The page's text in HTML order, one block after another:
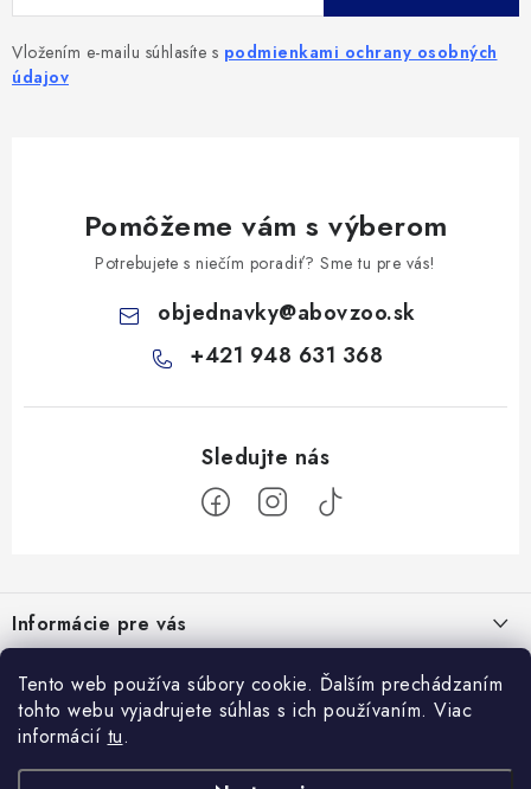
Tento web používa súbory cookie. Ďalším prechádzaním
tohto webu vyjadrujete súhlas s ich používaním. Viac
informácií tu.
Vložením e-mailu súhlasíte s podmienkami ochrany osobných
údajov
Pomôžeme vám s výberom
Potrebujete s niečím poradiť? Sme tu pre vás!
objednavky@abovzoo.sk
+421 948 631 368
p
ä
Informácie pre vás
Podmienky ochrany osobných údajov
Prijímame online platby
Blog